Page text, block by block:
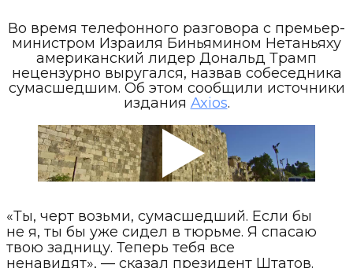
Во время телефонного разговора с премьер-
министром Израиля Биньямином Нетаньяху
американский лидер Дональд Трамп
нецензурно выругался, назвав собеседника
сумасшедшим. Об этом сообщили источники
издания Axios.
«Ты, черт возьми, сумасшедший. Если бы
не я, ты бы уже сидел в тюрьме. Я спасаю
твою задницу. Теперь тебя все
ненавидят», — сказал президент Штатов.